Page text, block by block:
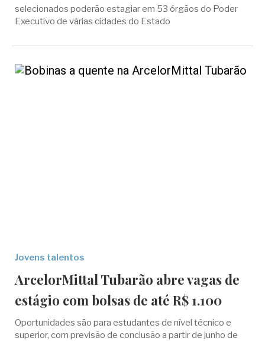
selecionados poderão estagiar em 53 órgãos do Poder
Executivo de várias cidades do Estado
Jovens talentos
ArcelorMittal Tubarão abre vagas de
estágio com bolsas de até R$ 1.100
Oportunidades são para estudantes de nível técnico e
superior, com previsão de conclusão a partir de junho de